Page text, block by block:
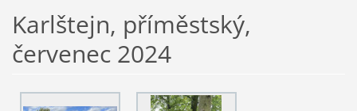
Karlštejn, příměstský,
červenec 2024